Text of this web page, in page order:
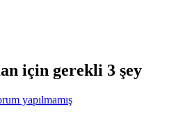
için gerekli 3 şey
yapılmamış